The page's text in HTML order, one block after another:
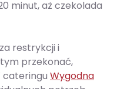
minut, aż czekolada
restrykcji i
przekonać,
cateringu Wygodna